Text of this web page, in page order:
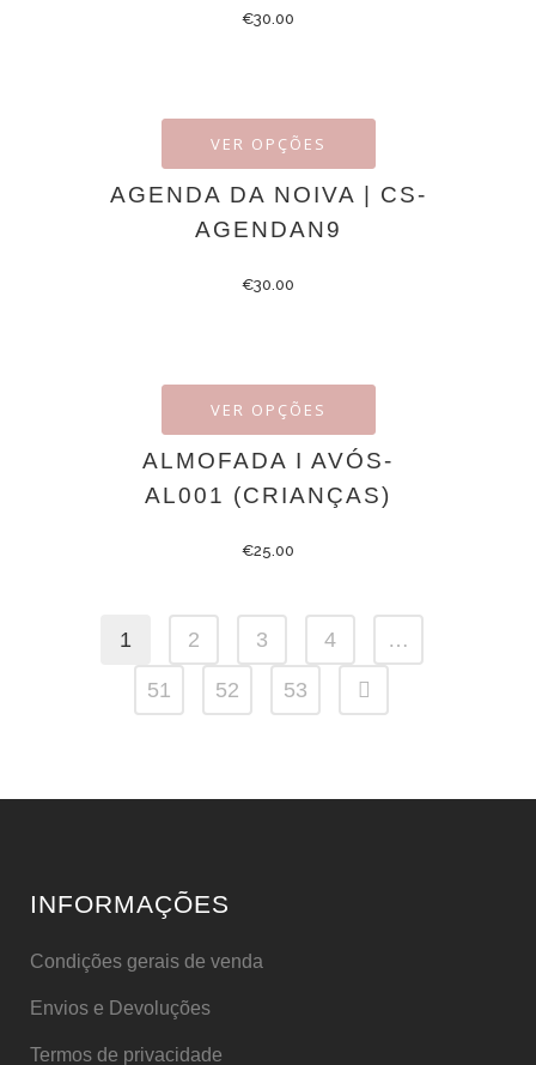
€30.00
VER OPÇÕES
AGENDA DA NOIVA | CS-
AGENDAN9
€30.00
VER OPÇÕES
ALMOFADA I AVÓS-
AL001 (CRIANÇAS)
€25.00
1 2 3 4 …
51 52 53
INFORMAÇÕES
Condições gerais de venda
Envios e Devoluções
Termos de privacidade